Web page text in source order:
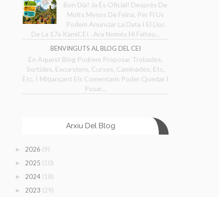
Bon Dia! Ja És Oficial! Després De
Molts Mesos De Feina, Per Fi Us
Podem Anunciar La Data I El Lloc
De La 17a KamiCEI . Ara Només Hi Falteu...
BENVINGUTS AL BLOG DEL CEI
En Aquest Blog Podrem Proposar Trobades,
Sortides, Excursions, Curses, Caminades, Etc,
Etc, I Mitjançant Els Comentaris Poder Quedar I
Posar...
Arxiu Del Blog
► 2026 (9)
► 2025 (10)
► 2024 (18)
► 2023 (29)